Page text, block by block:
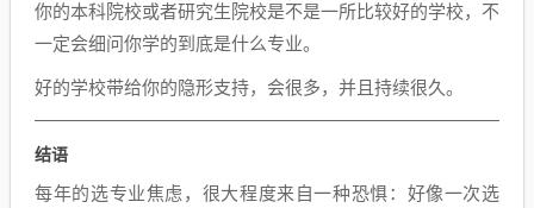
你的本科院校或者研究生院校是不是一所比较好的学校，不
一定会细问你学的到底是什么专业。
好的学校带给你的隐形支持，会很多，并且持续很久。
结语
每年的选专业焦虑，很大程度来自一种恐惧：好像一次选